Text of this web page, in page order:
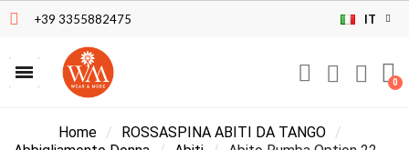
+39 3355882475 IT
Home
ROSSASPINA ABITI DA TANGO